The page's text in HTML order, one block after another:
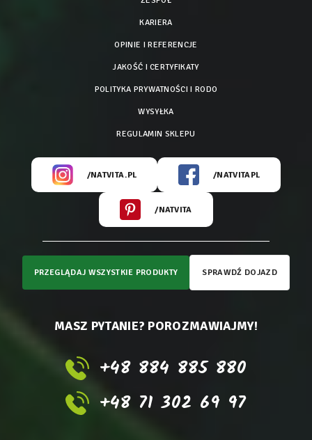
KARIERA
OPINIE I REFERENCJE
JAKOŚĆ I CERTYFIKATY
POLITYKA PRYWATNOŚCI I RODO
WYSYŁKA
REGULAMIN SKLEPU
/NATVITA.PL /NATVITAPL
/NATVITA
PRZEGLĄDAJ WSZYSTKIE PRODUKTY SPRAWDŹ DOJAZD
MASZ PYTANIE? POROZMAWIAJMY!
+48 884 885 880
+48 71 302 69 97